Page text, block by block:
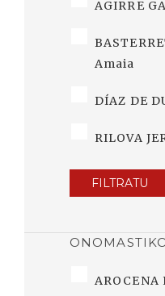
AGIRRE
Amaia
DÍAZ DE
RILOVA
FILTRATU
AROCENA